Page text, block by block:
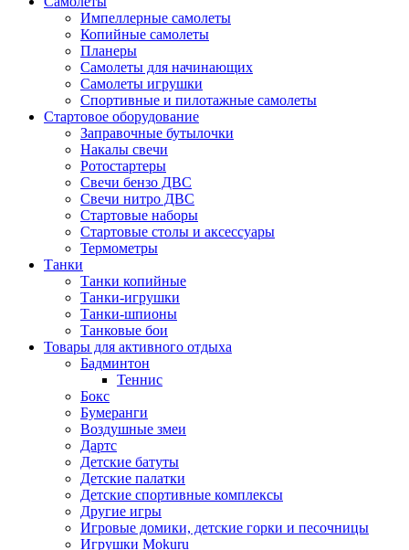
Импеллерные самолеты
Копийные самолеты
Планеры
Самолеты для начинающих
Самолеты игрушки
Спортивные и пилотажные самолеты
Стартовое оборудование
Заправочные бутылочки
Накалы свечи
Ротостартеры
Свечи бензо ДВС
Свечи нитро ДВС
Стартовые наборы
Стартовые столы и аксессуары
Термометры
Танки
Танки копийные
Танки-игрушки
Танки-шпионы
Танковые бои
Товары для активного отдыха
Бадминтон
Теннис
Бокс
Бумеранги
Воздушные змеи
Дартс
Детские батуты
Детские палатки
Детские спортивные комплексы
Другие игры
Игровые домики, детские горки и песочницы
Игрушки Mokuru